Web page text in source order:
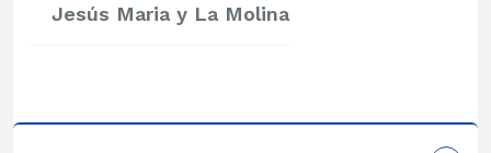
Jesús Maria y La Molina